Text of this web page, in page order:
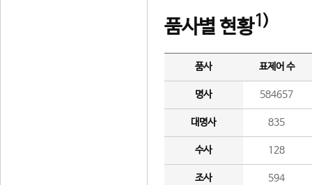
품사별 현황1)
품사 표제어 수
명사 584657
대명사 835
수사 128
조사 594